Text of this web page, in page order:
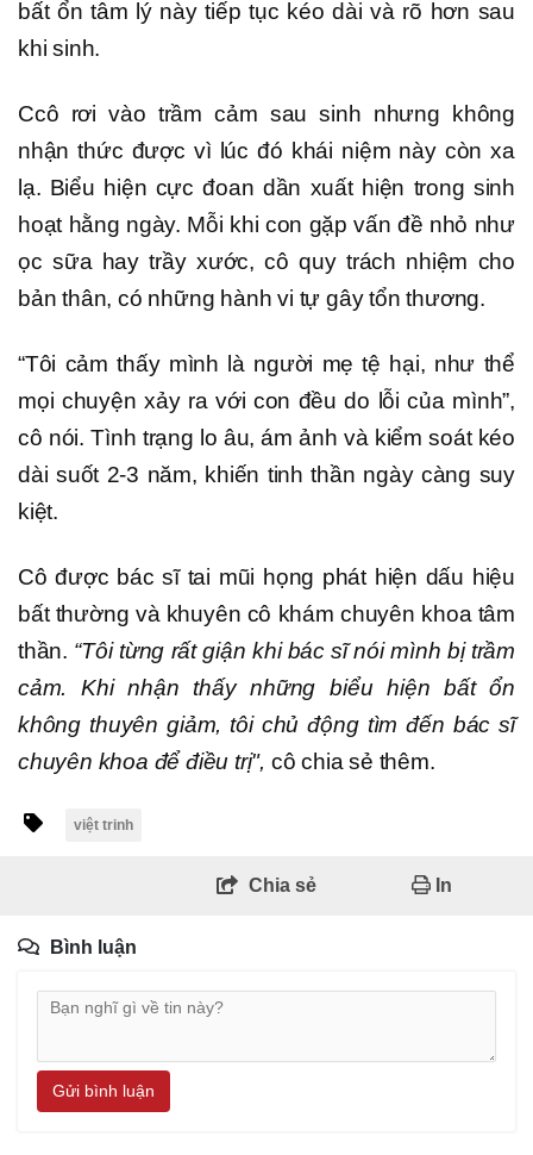
bất ổn tâm lý này tiếp tục kéo dài và rõ hơn sau
khi sinh.
Ccô rơi vào trầm cảm sau sinh nhưng không
nhận thức được vì lúc đó khái niệm này còn xa
lạ. Biểu hiện cực đoan dần xuất hiện trong sinh
hoạt hằng ngày. Mỗi khi con gặp vấn đề nhỏ như
ọc sữa hay trầy xước, cô quy trách nhiệm cho
bản thân, có những hành vi tự gây tổn thương.
“Tôi cảm thấy mình là người mẹ tệ hại, như thể
mọi chuyện xảy ra với con đều do lỗi của mình”,
cô nói. Tình trạng lo âu, ám ảnh và kiểm soát kéo
dài suốt 2-3 năm, khiến tinh thần ngày càng suy
kiệt.
Cô được bác sĩ tai mũi họng phát hiện dấu hiệu
bất thường và khuyên cô khám chuyên khoa tâm
thần. “Tôi từng rất giận khi bác sĩ nói mình bị trầm
cảm. Khi nhận thấy những biểu hiện bất ổn
không thuyên giảm, tôi chủ động tìm đến bác sĩ
chuyên khoa để điều trị", cô chia sẻ thêm.
việt trinh
Chia sẻ In
Bình luận
Gửi bình luận